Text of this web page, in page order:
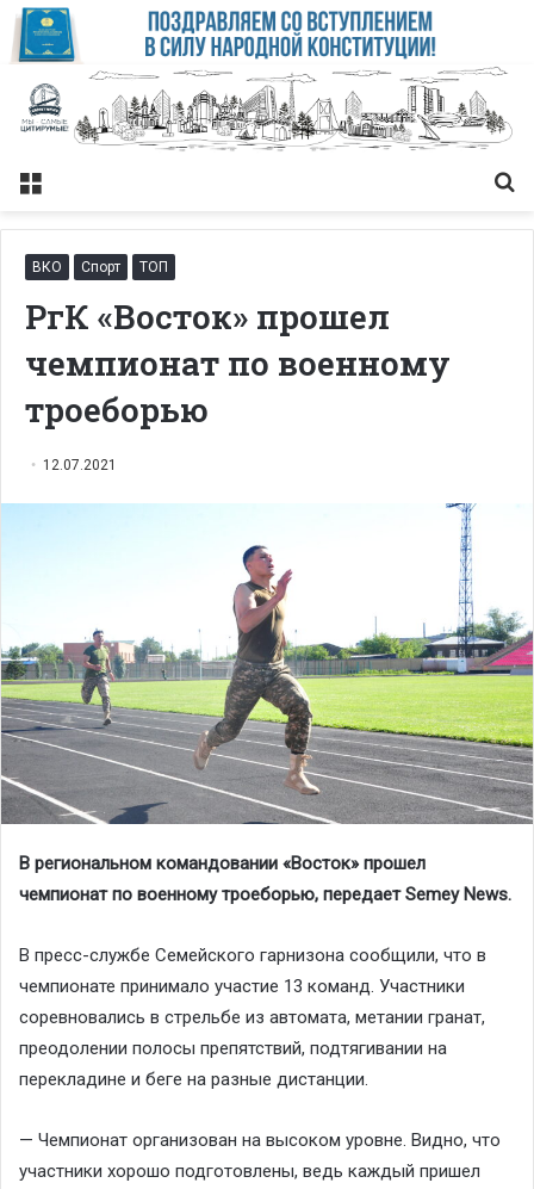
Меню
ВКО Спорт ТОП
РгК «Восток» прошел
чемпионат по военному
троеборью
12.07.2021
В региональном командовании «Восток» прошел
чемпионат по военному троеборью, передает Semey News.
В пресс-службе Семейского гарнизона сообщили, что в
чемпионате принимало участие 13 команд. Участники
соревновались в стрельбе из автомата, метании гранат,
преодолении полосы препятствий, подтягивании на
перекладине и беге на разные дистанции.
— Чемпионат организован на высоком уровне. Видно, что
участники хорошо подготовлены, ведь каждый пришел